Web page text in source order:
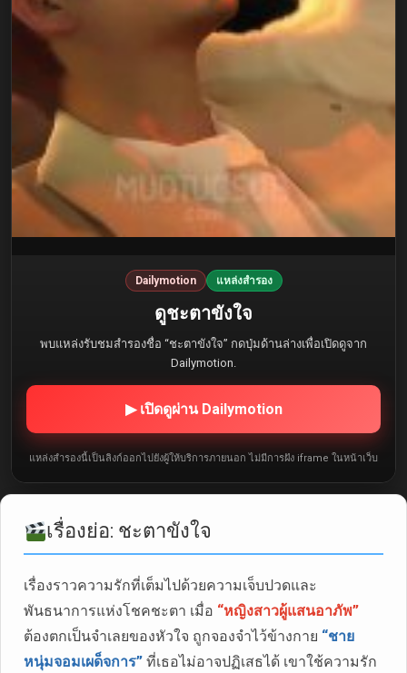
Dailymotion แหล่งสำรอง
ดูชะตาขังใจ
พบแหล่งรับชมสำรองชื่อ “ชะตาขังใจ” กดปุ่มด้านล่างเพื่อเปิดดูจาก
Dailymotion.
▶ เปิดดูผ่าน Dailymotion
แหล่งสำรองนี้เป็นลิงก์ออกไปยังผู้ให้บริการภายนอก ไม่มีการฝัง iframe ในหน้าเว็บ
เรื่องย่อ: ชะตาขังใจ
เรื่องราวความรักที่เต็มไปด้วยความเจ็บปวดและ
พันธนาการแห่งโชคชะตา เมื่อ “หญิงสาวผู้แสนอาภัพ”
ต้องตกเป็นจำเลยของหัวใจ ถูกจองจำไว้ข้างกาย “ชาย
หนุ่มจอมเผด็จการ” ที่เธอไม่อาจปฏิเสธได้ เขาใช้ความรัก